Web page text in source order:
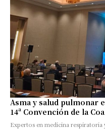
Asma y salud pulmonar
14ª Convención de la
Expertos en medicina respiratoria